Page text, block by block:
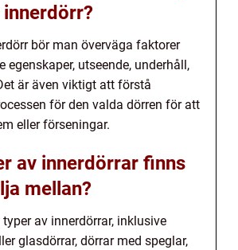
bör man överväga faktorer
egenskaper, utseende, underhåll,
är även viktigt att förstå
för den valda dörren för att
eller förseningar.
av innerdörrar finns
mellan?
av innerdörrar, inklusive
glasdörrar, dörrar med speglar,